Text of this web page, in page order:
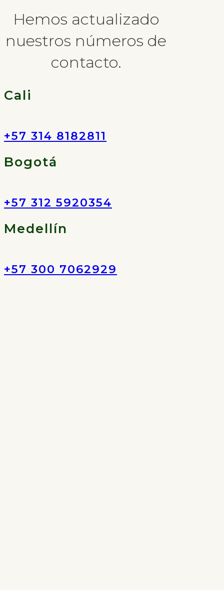
Hemos actualizado
nuestros números de
contacto.
Cali
+57 314 8182811
Bogotá
+57 312 5920354
Medellín
+57 300 7062929